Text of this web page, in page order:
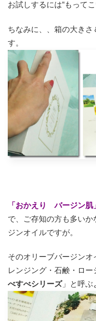
お試しするには“もって
ちなみに、、箱の大き
す。
「おかえり バージン肌
で、ご存知の方も多い
ジンオイルですが。
そのオリーブバージン
レンジング・石鹸・ロー
べすべシリーズ」と呼ぶ